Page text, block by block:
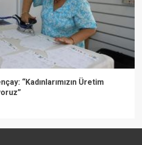
“Kadınlarımızın Üretim